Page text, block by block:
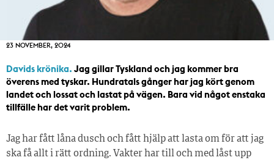
23 NOVEMBER, 2024
Davids krönika. Jag gillar Tyskland och jag kommer bra
överens med tyskar. Hundratals gånger har jag kört genom
landet och lossat och lastat på vägen. Bara vid något enstaka
tillfälle har det varit problem.
Jag har fått låna dusch och fått hjälp att lasta om för att jag
ska få allt i rätt ordning. Vakter har till och med låst upp